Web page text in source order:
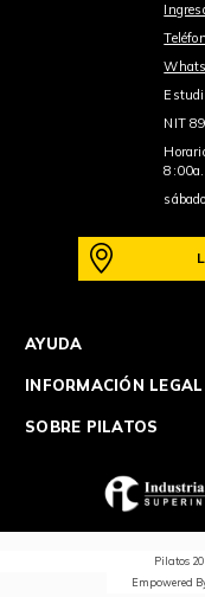
NIT
AYUDA
INFORMACIÓN LEGAL
SOBRE PILATOS
Pilatos
Empowered